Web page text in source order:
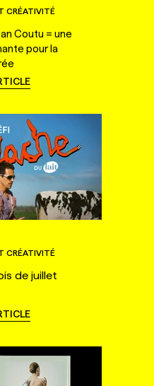
CRÉATIVITÉ
Coutu = une
pour la
CRÉATIVITÉ
de juillet